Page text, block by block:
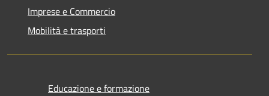
Imprese e Commercio
Mobilità e trasporti
Educazione e formazione